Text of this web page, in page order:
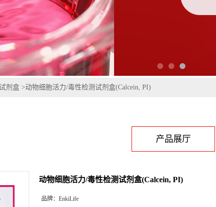
剂盒 >动物细胞活力/毒性检测试剂盒(Calcein, PI)
产品展厅
动物细胞活力/毒性检测试剂盒(Calcein, PI)
品牌： EnkiLife